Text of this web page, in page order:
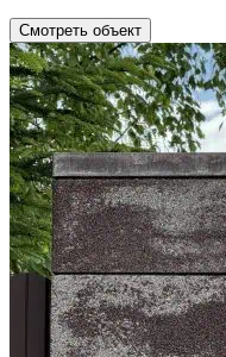
Смотреть объект